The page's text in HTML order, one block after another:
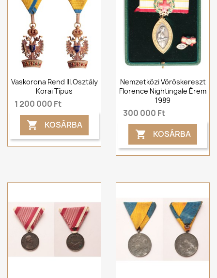
Vaskorona Rend III.osztály
Korai Típus
1 200 000 Ft
 KOSÁRBA
Nemzetközi Vöröskereszt
Florence Nightingale Érem
1989
300 000 Ft
 KOSÁRBA